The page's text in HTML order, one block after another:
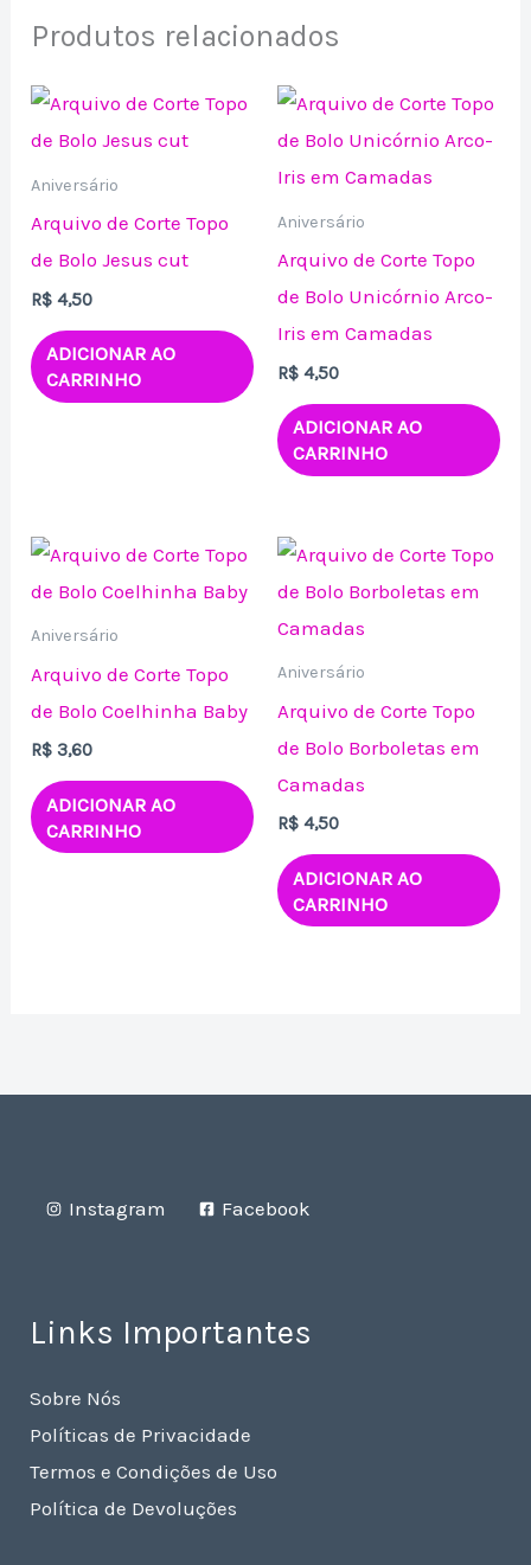
Produtos relacionados
Aniversário
Arquivo de Corte Topo
de Bolo Jesus cut
R$ 4,50
ADICIONAR AO
CARRINHO
Aniversário
Arquivo de Corte Topo
de Bolo Unicórnio Arco-
Iris em Camadas
R$ 4,50
ADICIONAR AO
CARRINHO
Aniversário
Arquivo de Corte Topo
de Bolo Coelhinha Baby
R$ 3,60
ADICIONAR AO
CARRINHO
Aniversário
Arquivo de Corte Topo
de Bolo Borboletas em
Camadas
R$ 4,50
ADICIONAR AO
CARRINHO
Instagram Facebook
Links Importantes
Sobre Nós
Políticas de Privacidade
Termos e Condições de Uso
Política de Devoluções